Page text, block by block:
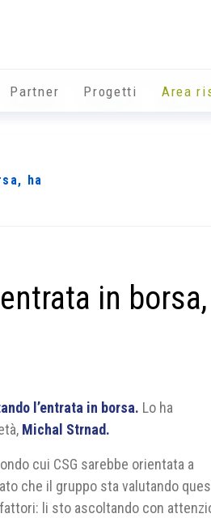
Partner Progetti Area
ha
in borsa,
l’entrata in borsa. Lo ha
Michal Strnad.
cui CSG sarebbe orientata a
che il gruppo sta valutando
li sto ascoltando con